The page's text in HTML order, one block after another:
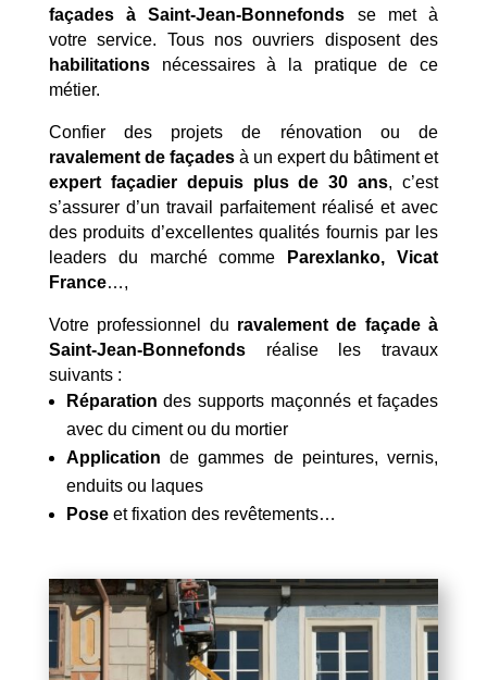
façades à Saint-Jean-Bonnefonds se met à
votre service. Tous nos ouvriers disposent des
habilitationsnécessaires à la pratique de ce
métier.
Confier des projets de rénovation ou de
ravalement de façadesà un expert du bâtiment et
expert façadier depuis plus de 30 ans, c’est
s’assurer d’un travail parfaitement réalisé et avec
des produits d’excellentes qualités fournis par les
leaders du marché comme
Parexlanko, Vicat
France…,
Votre professionnel du ravalement de façade à
Saint-Jean-Bonnefondsréalise les travaux
suivants :
Réparation des supports maçonnés et façades
avec du ciment ou du mortier
Application de gammes de peintures, vernis,
enduits ou laques
Poseet fixation des revêtements…